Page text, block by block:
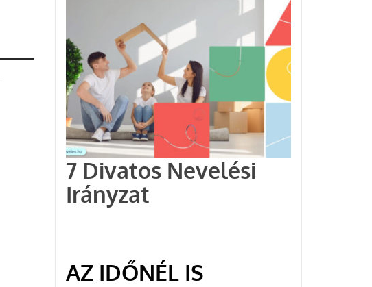
7 Divatos Nevelési
Irányzat
AZ IDŐNÉL IS